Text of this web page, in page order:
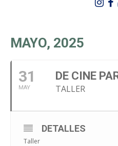
MAYO, 2025
31
MAY
DE CINE
TALLER
DETALLES
Taller